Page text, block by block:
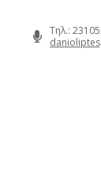
Τηλ.: